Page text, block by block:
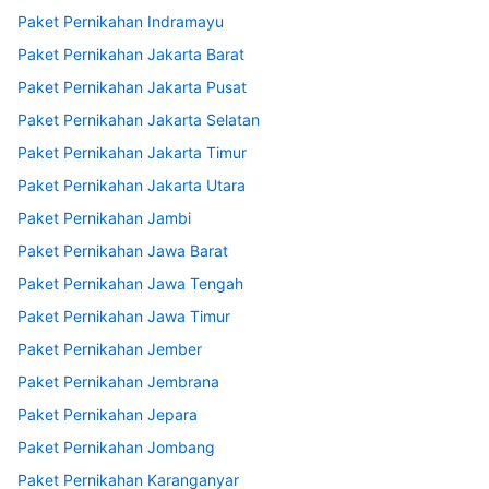
Paket Pernikahan Indramayu
Paket Pernikahan Jakarta Barat
Paket Pernikahan Jakarta Pusat
Paket Pernikahan Jakarta Selatan
Paket Pernikahan Jakarta Timur
Paket Pernikahan Jakarta Utara
Paket Pernikahan Jambi
Paket Pernikahan Jawa Barat
Paket Pernikahan Jawa Tengah
Paket Pernikahan Jawa Timur
Paket Pernikahan Jember
Paket Pernikahan Jembrana
Paket Pernikahan Jepara
Paket Pernikahan Jombang
Paket Pernikahan Karanganyar